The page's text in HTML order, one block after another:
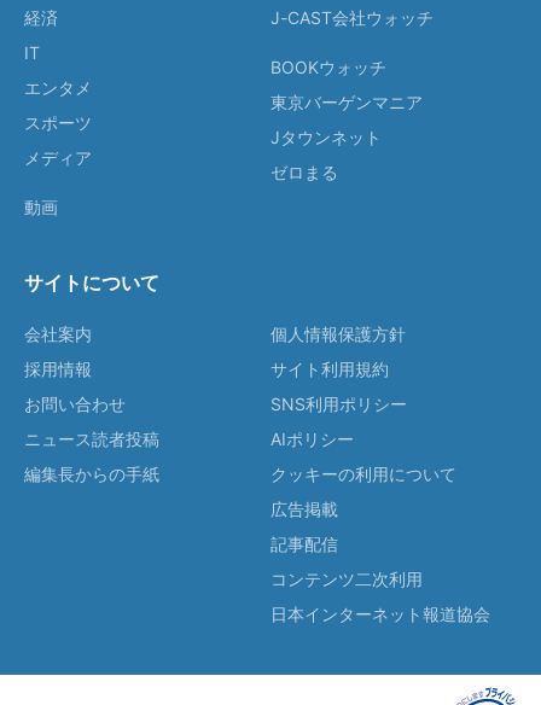
経済
IT
エンタメ
スポーツ
メディア
動画
J-CAST会社ウォッチ
BOOKウォッチ
東京バーゲンマニア
Jタウンネット
ゼロまる
サイトについて
会社案内
採用情報
お問い合わせ
ニュース読者投稿
編集長からの手紙
個人情報保護方針
サイト利用規約
SNS利用ポリシー
AIポリシー
クッキーの利用について
広告掲載
記事配信
コンテンツ二次利用
日本インターネット報道協会